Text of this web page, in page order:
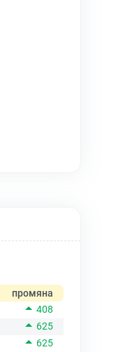
промяна
408
625
625